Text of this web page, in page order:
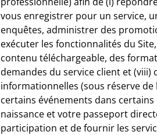
vous enregistrer pour un service,
enquêtes, administrer des
exécuter les fonctionnalités du
contenu téléchargeable, des
demandes du service client et
informationnelles (sous réserve de
certains événements dans
naissance et votre passeport
participation et de fournir les